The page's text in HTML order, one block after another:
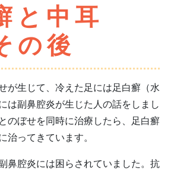
と中耳
の後
が生じて、冷えた足には足白癬（水
は副鼻腔炎が生じた人の話をしまし
のぼせを同時に治療したら、足白癬
治ってきています。
鼻腔炎には困らされていました。抗